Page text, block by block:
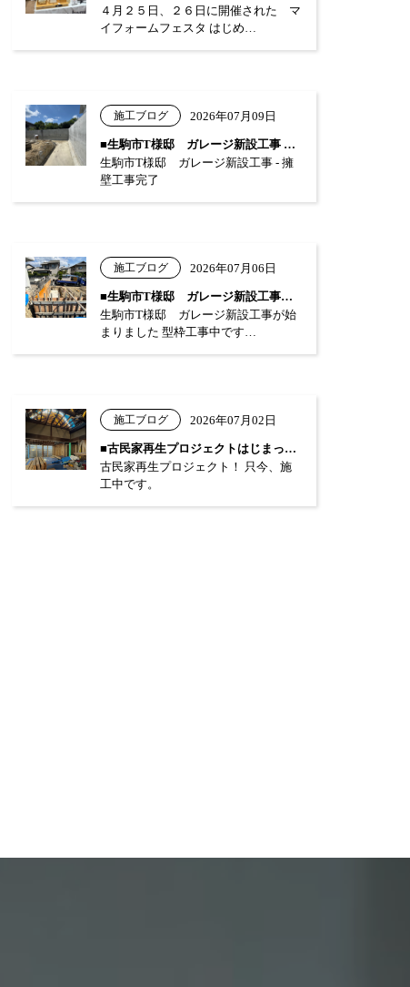
４月２５日、２６日に開催された マ
イフォームフェスタ はじめ…
施工ブログ 2026年07月09日
■生駒市T様邸 ガレージ新設工事 …
生駒市T様邸 ガレージ新設工事 - 擁
壁工事完了
施工ブログ 2026年07月06日
■生駒市T様邸 ガレージ新設工事が始まり…
生駒市T様邸 ガレージ新設工事が始
まりました 型枠工事中です…
施工ブログ 2026年07月02日
■古民家再生プロジェクトはじまっています…
古民家再生プロジェクト！ 只今、施
工中です。